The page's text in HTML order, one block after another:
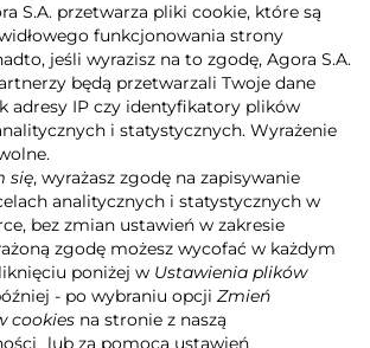
INWESTORÓW DLA MEDIÓW
REKLAMA
SA
POLITYKA PRYWATNOŚCI AGORA S.A.
POLITYKA PRYWATNOŚCI SERWISU AGORA.PL
POLITYKA TRANSPARENTNOŚCI
ZASTRZEŻENIE PRAWNOAUTORSKIE
MEDIALNYCH
MAPA SERWISU RSS
Realizacja
S.A. przetwarza pliki cookie, które są
funkcjonowania strony
jeśli wyrazisz na to zgodę, Agora S.A.
będą przetwarzali Twoje dane
adresy IP czy identyfikatory plików
i statystycznych. Wyrażenie
się, wyrażasz zgodę na zapisywanie
analitycznych i statystycznych w
bez zmian ustawień w zakresie
zgodę możesz wycofać w każdym
poniżej w Ustawienia plików
- po wybraniu opcji Zmień
cookies na stronie z naszą
lub za pomocą ustawień